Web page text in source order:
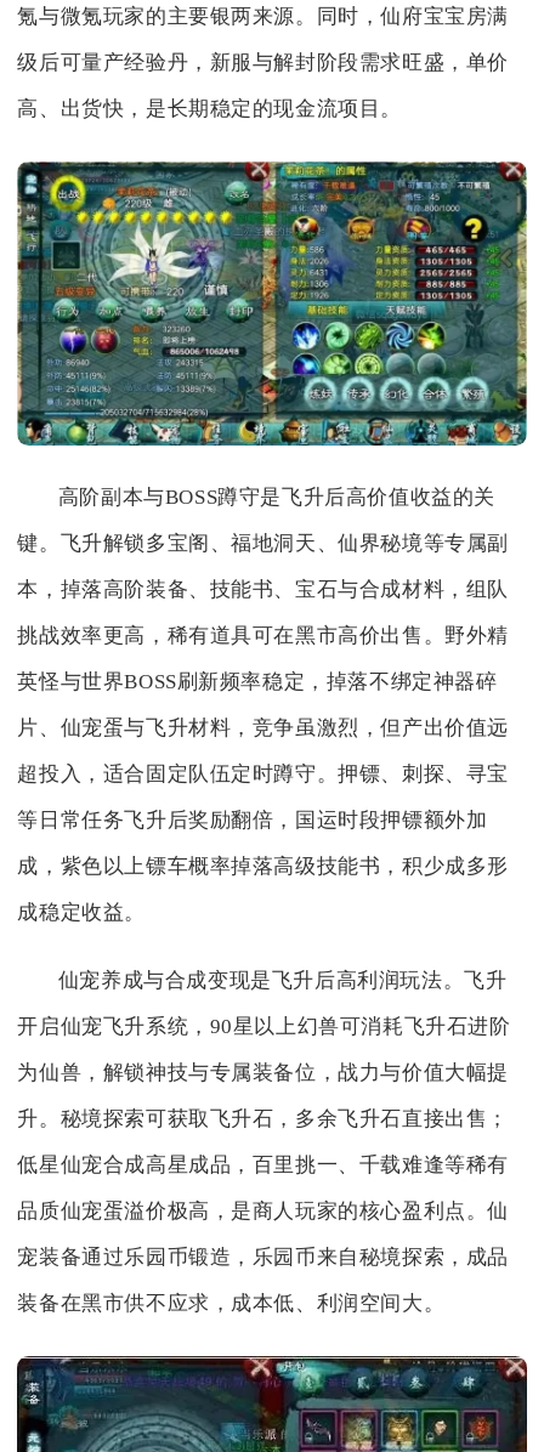
氪与微氪玩家的主要银两来源。同时，仙府宝宝房满
级后可量产经验丹，新服与解封阶段需求旺盛，单价
高、出货快，是长期稳定的现金流项目。
高阶副本与BOSS蹲守是飞升后高价值收益的关
键。飞升解锁多宝阁、福地洞天、仙界秘境等专属副
本，掉落高阶装备、技能书、宝石与合成材料，组队
挑战效率更高，稀有道具可在黑市高价出售。野外精
英怪与世界BOSS刷新频率稳定，掉落不绑定神器碎
片、仙宠蛋与飞升材料，竞争虽激烈，但产出价值远
超投入，适合固定队伍定时蹲守。押镖、刺探、寻宝
等日常任务飞升后奖励翻倍，国运时段押镖额外加
成，紫色以上镖车概率掉落高级技能书，积少成多形
成稳定收益。
仙宠养成与合成变现是飞升后高利润玩法。飞升
开启仙宠飞升系统，90星以上幻兽可消耗飞升石进阶
为仙兽，解锁神技与专属装备位，战力与价值大幅提
升。秘境探索可获取飞升石，多余飞升石直接出售；
低星仙宠合成高星成品，百里挑一、千载难逢等稀有
品质仙宠蛋溢价极高，是商人玩家的核心盈利点。仙
宠装备通过乐园币锻造，乐园币来自秘境探索，成品
装备在黑市供不应求，成本低、利润空间大。